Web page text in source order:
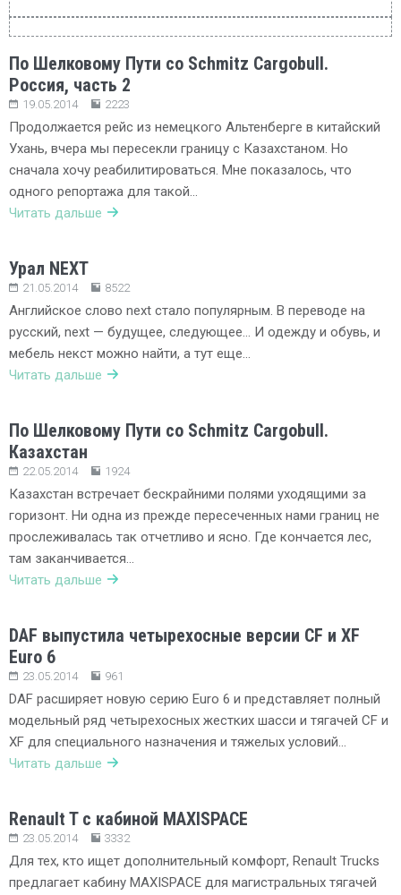
По Шелковому Пути со Schmitz Cargobull.
Россия, часть 2
19.05.2014 2223
Продолжается рейс из немецкого Альтенберге в китайский
Ухань, вчера мы пересекли границу с Казахстаном. Но
сначала хочу реабилитироваться. Мне показалось, что
одного репортажа для такой…
Читать дальше
Урал NEXT
21.05.2014 8522
Английское слово next стало популярным. В переводе на
русский, next — будущее, следующее… И одежду и обувь, и
мебель некст можно найти, а тут еще…
Читать дальше
По Шелковому Пути со Schmitz Cargobull.
Казахстан
22.05.2014 1924
Казахстан встречает бескрайними полями уходящими за
горизонт. Ни одна из прежде пересеченных нами границ не
прослеживалась так отчетливо и ясно. Где кончается лес,
там заканчивается…
Читать дальше
DAF выпустила четырехосные версии CF и XF
Euro 6
23.05.2014 961
DAF расширяет новую серию Euro 6 и представляет полный
модельный ряд четырехосных жестких шасси и тягачей CF и
XF для специального назначения и тяжелых условий…
Читать дальше
Renault T c кабиной MAXISPACE
23.05.2014 3332
Для тех, кто ищет дополнительный комфорт, Renault Trucks
предлагает кабину MAXISPACE для магистральных тягачей